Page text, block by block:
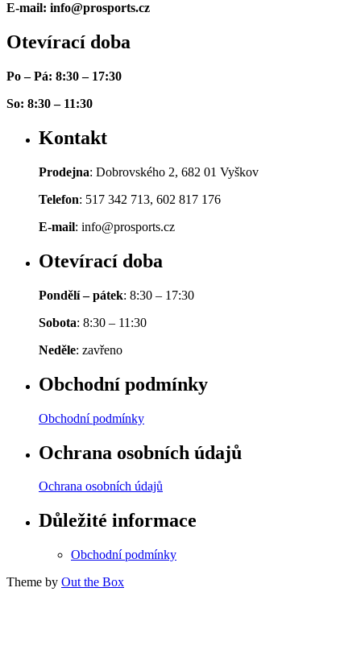
E-mail: info@prosports.cz
Otevírací doba
Po – Pá: 8:30 – 17:30
So: 8:30 – 11:30
Kontakt
Prodejna: Dobrovského 2, 682 01 Vyškov
Telefon: 517 342 713, 602 817 176
E-mail: info@prosports.cz
Otevírací doba
Pondělí – pátek: 8:30 – 17:30
Sobota: 8:30 – 11:30
Neděle: zavřeno
Obchodní podmínky
Obchodní podmínky
Ochrana osobních údajů
Ochrana osobních údajů
Důležité informace
Obchodní podmínky
Theme by Out the Box